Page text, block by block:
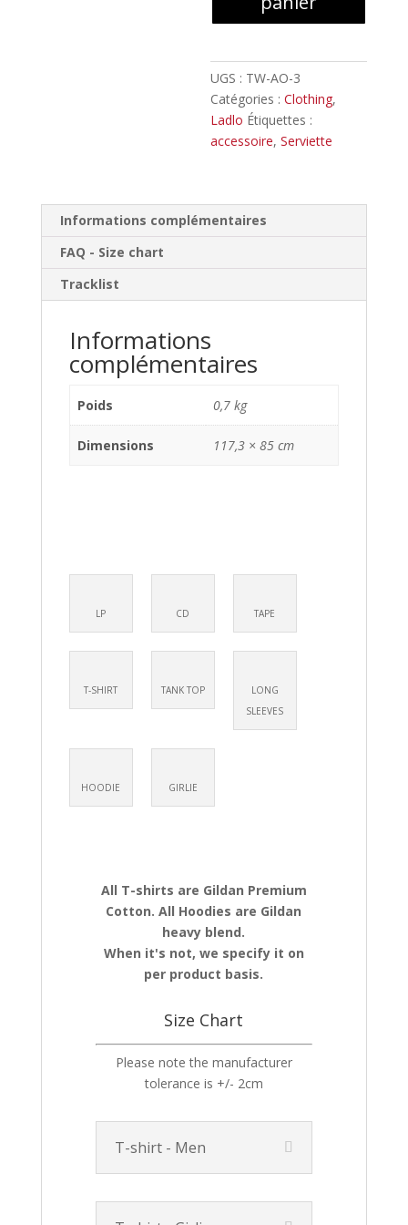
UGS : TW-AO-3
Catégories :Clothing,
Ladlo Étiquettes :
accessoire,Serviette
Informations complémentaires
FAQ - Size chart
Tracklist
Informations
complémentaires
Poids 0,7 kg
Dimensions 117,3 × 85 cm
LP CD TAPE
T-SHIRT TANK TOP
LONG
SLEEVES
HOODIE GIRLIE
All T-shirts are Gildan Premium
Cotton. All Hoodies are Gildan
heavy blend.
When it's not, we specify it on
per product basis.
Size Chart
Please note the manufacturer
tolerance is +/- 2cm
T-shirt - Men